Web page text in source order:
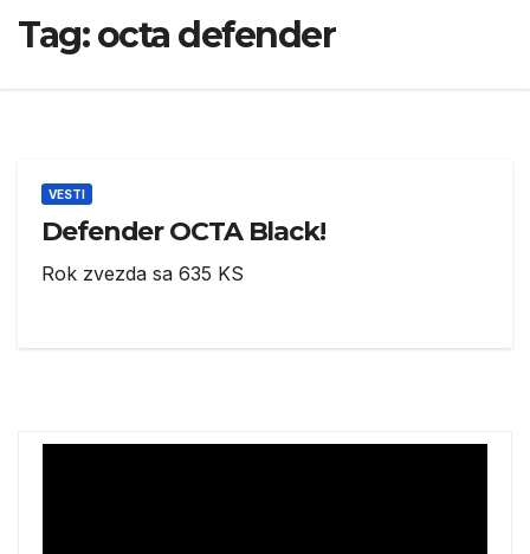
Tag:octa defender
VESTI
Defender OCTA Black!
Rok zvezda sa 635 KS